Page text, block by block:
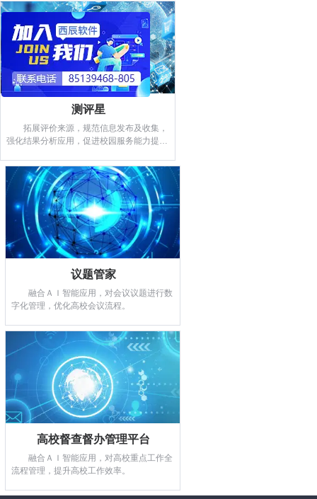
高校目标绩效管理平台
对高校目标全面分解、过程管控、指
标考核，提升高校工作全面性。
查看详情
测评星
拓展评价来源，规范信息发布及收集，
强化结果分析应用，促进校园服务能力提
测评星
拓展评价来源，规范信息发布及收
集，强化结果分析应用，促进校园服务能
查看详情
议题管家
融合ＡＩ智能应用，对会议议题进行数
字化管理，优化高校会议流程。
议题管家
融合ＡＩ智能应用，对会议议题进行
数字化管理，优化高校会议流程。
查看详情
高校督查督办管理平台
融合ＡＩ智能应用，对高校重点工作全
流程管理，提升高校工作效率。